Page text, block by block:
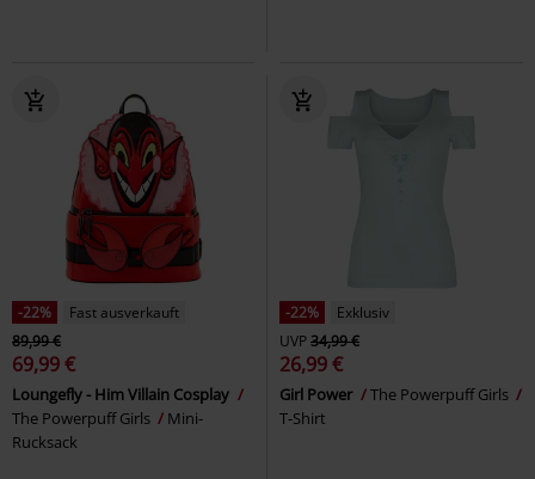
-22%
Fast ausverkauft
89,99 €
69,99 €
Loungefly - Him Villain Cosplay
The Powerpuff Girls
Mini-
Rucksack
-22%
Exklusiv
UVP34,99 €
26,99 €
Girl Power
The Powerpuff Girls
T-Shirt